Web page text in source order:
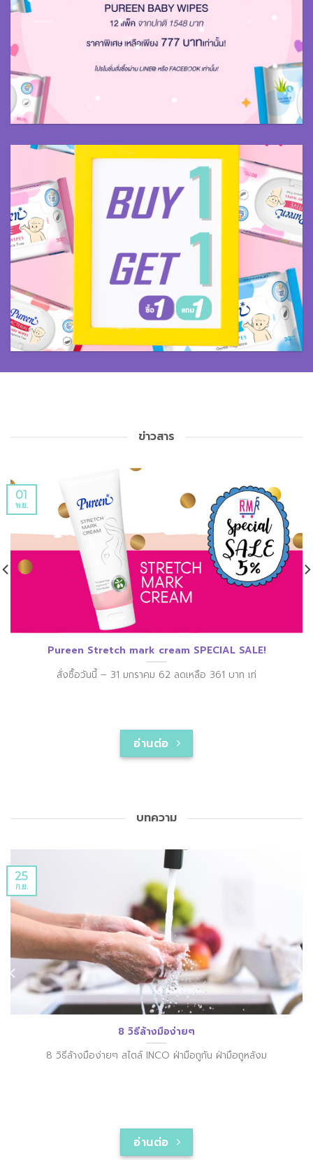
ข่าวสาร
Pureen Stretch mark cream SPECIAL SALE!
สั่งซื้อวันนี้ – 31 มกราคม 62 ลดเหลือ 361 บาท เท่
01
พ.ย.
อ่านต่อ
บทความ
8 วิธีล้างมือง่ายๆ
8 วิธีล้างมือง่ายๆ สไตล์ INCO ฝ่ามือถูกัน ฝ่ามือถูหลังม
25
ก.ย.
อ่านต่อ